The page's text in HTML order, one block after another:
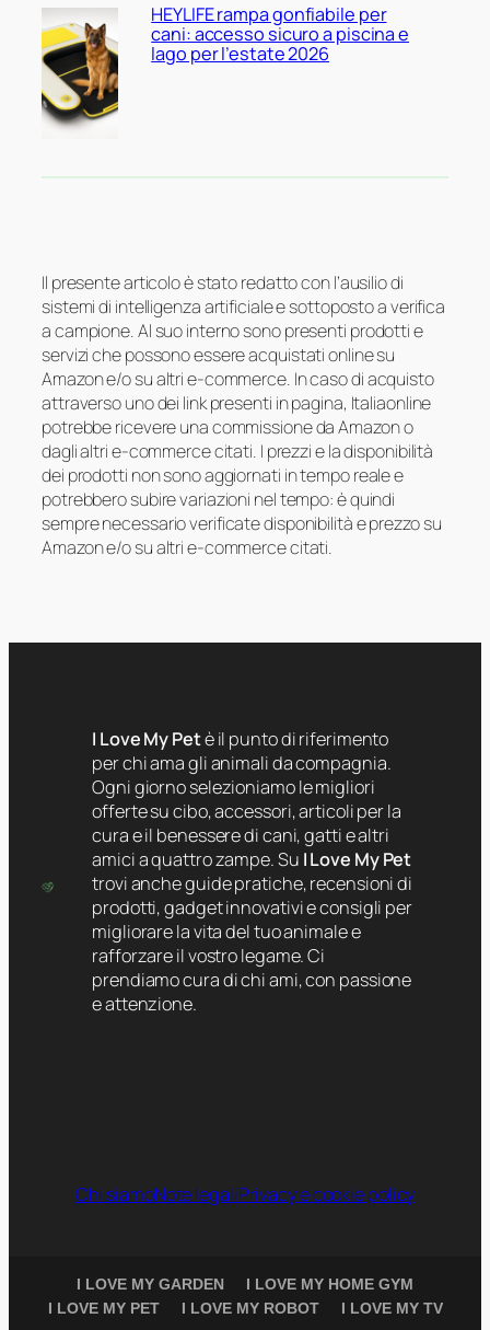
HEYLIFE rampa gonfiabile per
cani: accesso sicuro a piscina e
lago per l’estate 2026
Il presente articolo è stato redatto con l’ausilio di
sistemi di intelligenza artificiale e sottoposto a verifica
a campione. Al suo interno sono presenti prodotti e
servizi che possono essere acquistati online su
Amazon e/o su altri e-commerce. In caso di acquisto
attraverso uno dei link presenti in pagina, Italiaonline
potrebbe ricevere una commissione da Amazon o
dagli altri e-commerce citati. I prezzi e la disponibilità
dei prodotti non sono aggiornati in tempo reale e
potrebbero subire variazioni nel tempo: è quindi
sempre necessario verificate disponibilità e prezzo su
Amazon e/o su altri e-commerce citati.
I Love My Petè il punto di riferimento
per chi ama gli animali da compagnia.
Ogni giorno selezioniamo le migliori
offerte su cibo, accessori, articoli per la
cura e il benessere di cani, gatti e altri
amici a quattro zampe. Su I Love My Pet
trovi anche guide pratiche, recensioni di
prodotti, gadget innovativi e consigli per
migliorare la vita del tuo animale e
rafforzare il vostro legame. Ci
prendiamo cura di chi ami, con passione
e attenzione.
Chi siamoNote legaliPrivacy e cookie policy
I LOVE MY GARDEN
I LOVE MY HOME GYM
I LOVE MY PET
I LOVE MY ROBOT I LOVE MY TV